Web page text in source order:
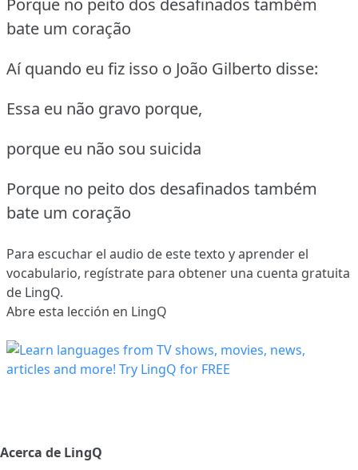
Porque no peito dos desafinados também
bate um coração
Aí quando eu fiz isso o João Gilberto disse:
Essa eu não gravo porque,
porque eu não sou suicida
Porque no peito dos desafinados também
bate um coração
Para escuchar el audio de este texto y aprender el
vocabulario, regístrate para obtener una cuenta gratuita
de LingQ.
Abre esta lección en LingQ
Acerca de LingQ